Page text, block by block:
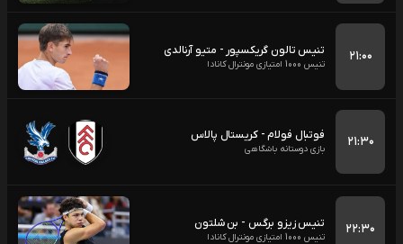
۲۱:۰۰ تنیس تالون گریکسپور - متیو آرنالدی
تنیس 1000 امتیازی مونترال کانادا
۲۱:۳۰ فوتبال فولام - کریستال پالاس
بازی دوستانه باشگاهی
۲۲:۳۰ تنیس زیزو برگس - بن شلتون
تنیس 1000 امتیازی مونترال کانادا